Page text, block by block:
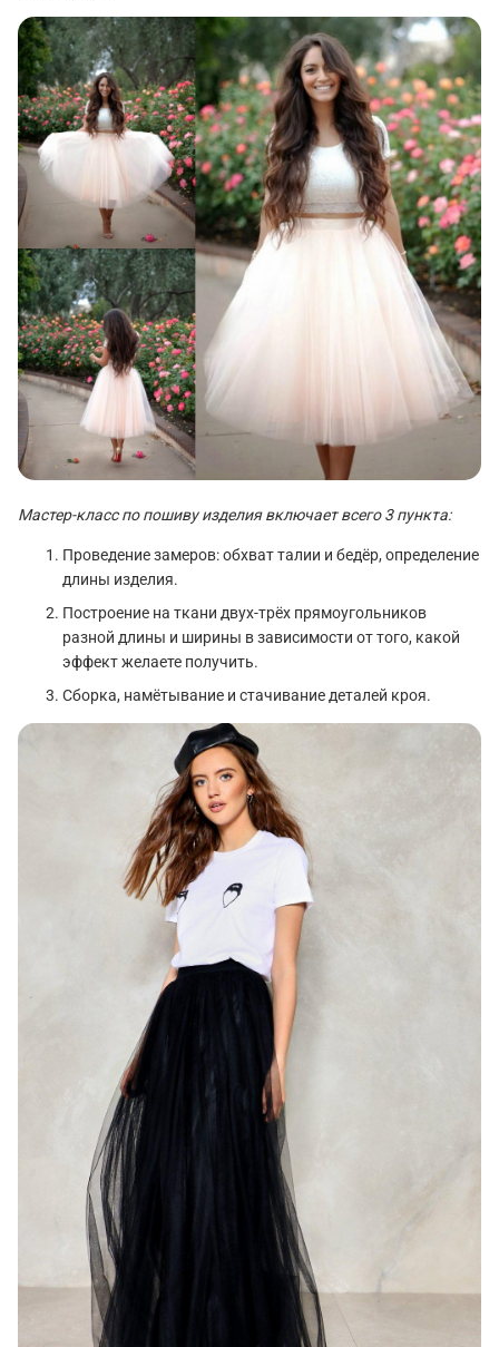
Мастер-класс по пошиву изделия включает всего 3 пункта:
Проведение замеров: обхват талии и бедёр, определение
длины изделия.
Построение на ткани двух-трёх прямоугольников
разной длины и ширины в зависимости от того, какой
эффект желаете получить.
Сборка, намётывание и стачивание деталей кроя.